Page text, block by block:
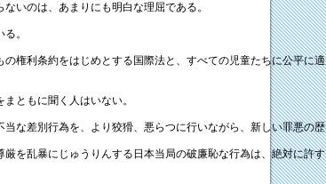
いのは、あまりにも明白な理屈である。
。
権利条約をはじめとする国際法と、すべての児童たちに公平に
ともに聞く人はいない。
な差別行為を、より狡猾、悪らつに行いながら、新しい罪悪の
を乱暴にじゅうりんする日本当局の破廉恥な行為は、絶対に許